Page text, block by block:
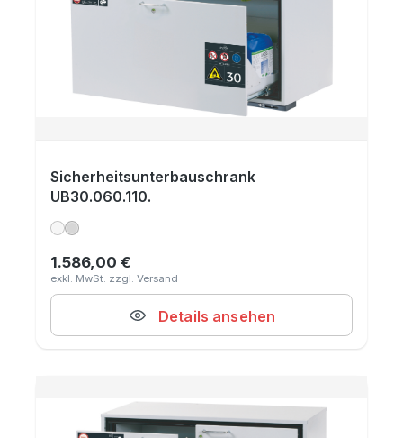
Sicherheitsunterbauschrank
UB30.060.110.
Regulärer Preis:
1.586,00 €
Details ansehen